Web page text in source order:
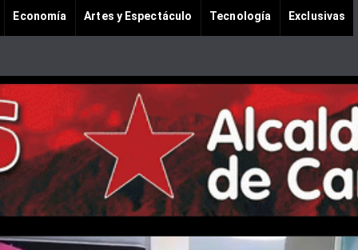
Economía Artes y Espectáculo Tecnología Exclusivas